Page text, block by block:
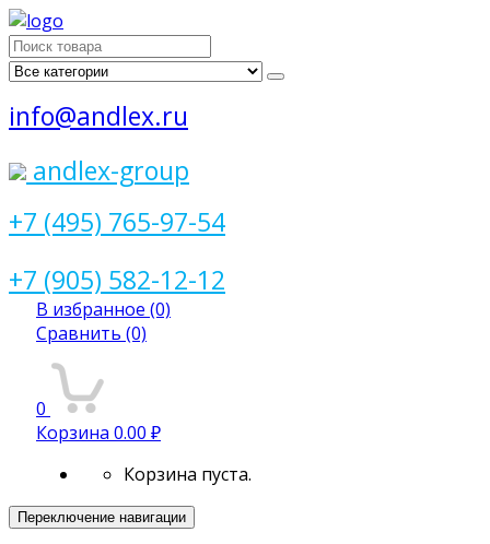
Поиск
для:
info@andlex.ru
andlex-group
+7 (495) 765-97-54
+7 (905) 582-12-12
В избранное (0)
Сравнить (0)
0
Корзина 0.00 ₽
Корзина пуста.
Переключение навигации